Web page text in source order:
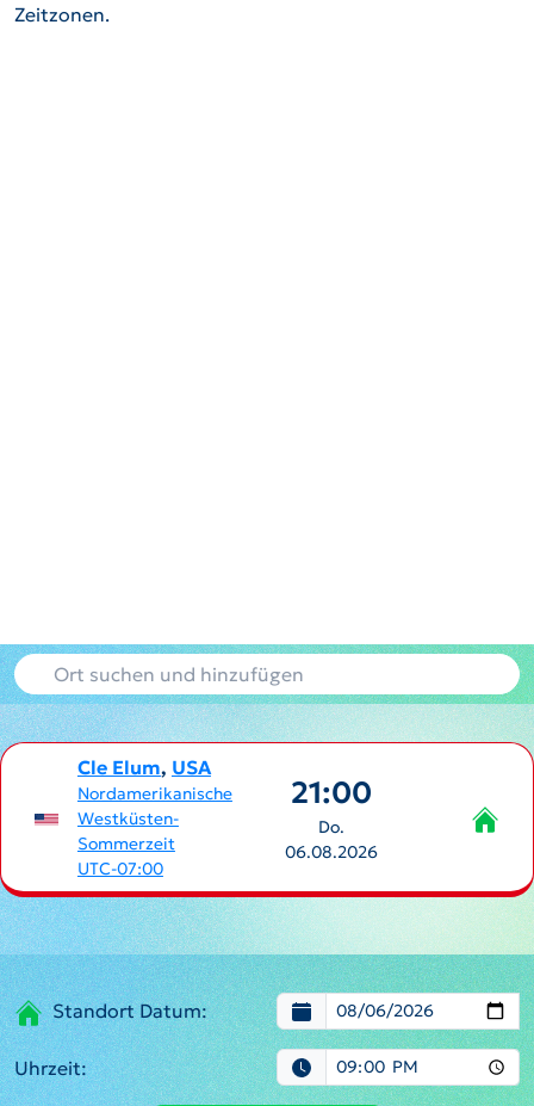
Zeitzonen.
Cle Elum, USA
Nordamerikanische
Westküsten-
Sommerzeit
UTC-07:00
21:00
Do.
06.08.2026
Standort Datum:
Uhrzeit: